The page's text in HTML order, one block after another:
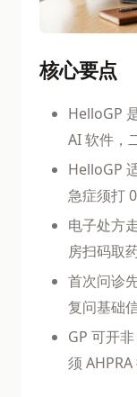
核心要点
HelloGP
AI 软件，
HelloGP
急症须打
电子处方
房扫码取
首次问诊
复问基础
GP 可开
须 AHPRA